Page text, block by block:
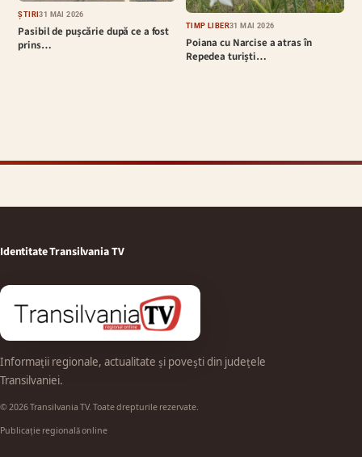
ȘTIRI31 MAI 2026
Pasibil de pușcărie după ce a fost
prins…
TIMP LIBER31 MAI 2026
Poiana cu Narcise a atras în
Repedea turiști…
Identitate Transilvania TV
Informații regionale, actualitate și povești din județele
Transilvaniei.
© 2026 Transilvania TV. Toate drepturile rezervate.
Publicație regională online